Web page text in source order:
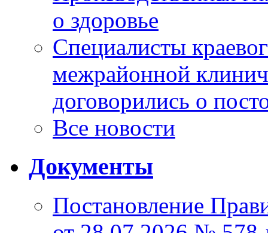
о здоровье
Специалисты
межрайонной
договорились о
Все новости
Документы
Постановление